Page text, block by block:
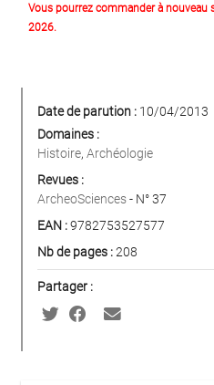
Vous pourrez commander à nouveau
2026.
Date de parution : 10/04/2013
Domaines :
Histoire, Archéologie
Revues :
ArcheoSciences- N° 37
EAN :9782753527577
Nb de pages :208
Partager :